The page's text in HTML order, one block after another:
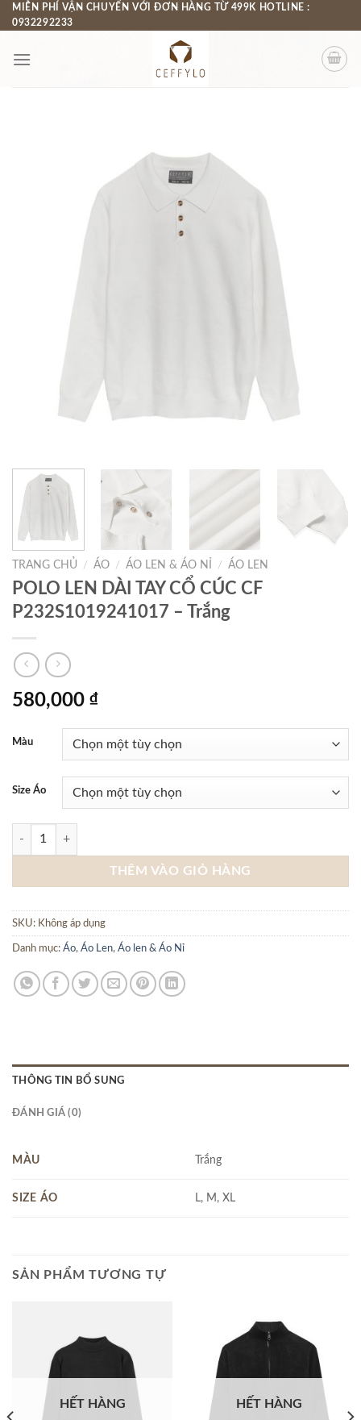
Chuyển
đến
dung
MIỄN PHÍ VẬN CHUYỂN VỚI ĐƠN HÀNG TỪ 499K HOTLINE :
0932292233
TRANG CHỦ / ÁO / ÁO LEN & ÁO NỈ / ÁO LEN
POLO LEN DÀI TAY CỔ CÚC CF
P232S1019241017 – Trắng
580,000 ₫
Màu
Size Áo
POLO LEN DÀI TAY CỔ CÚC CF P232S1019241017 - Trắng số lượng
THÊM VÀO GIỎ HÀNG
SKU: Không áp dụng
Danh mục: Áo, Áo Len, Áo len & Áo Nỉ
THÔNG TIN BỔ SUNG
ĐÁNH GIÁ (0)
MÀU Trắng
SIZE ÁO L, M, XL
SẢN PHẨM TƯƠNG TỰ
HẾT HÀNG HẾT HÀNG